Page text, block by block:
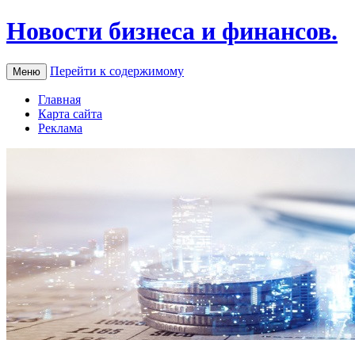
Новости бизнеса и финансов.
Меню Перейти к содержимому
Главная
Карта сайта
Реклама